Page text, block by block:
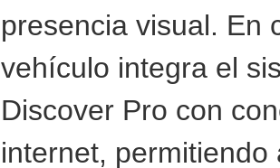
presencia visual. En
vehículo integra el
Discover Pro con
internet, permitiendo